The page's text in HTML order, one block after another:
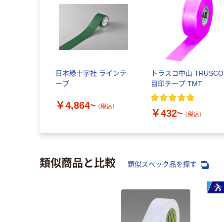
日本緑十字社 ラインテ
ープ
￥4,864~ （税込）
トラスコ中山 TRUSCO
目印テープ TMT
￥432~ （税込）
類似商品と比較 類似スペック品を探す